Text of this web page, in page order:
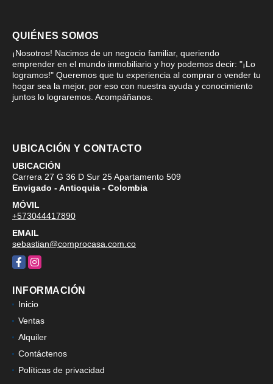
QUIÉNES SOMOS
¡Nosotros! Nacimos de un negocio familiar, queriendo
emprender en el mundo inmobiliario y hoy podemos decir: "¡Lo
logramos!" Queremos que tu experiencia al comprar o vender tu
hogar sea la mejor, por eso con nuestra ayuda y conocimiento
juntos lo lograremos. Acompáñanos.
UBICACIÓN Y CONTACTO
UBICACIÓN
Carrera 27 G 36 D Sur 25 Apartamento 509
Envigado - Antioquia - Colombia
MÓVIL
+573044417890
EMAIL
sebastian@comprocasa.com.co
FacebookInstagram
INFORMACIÓN
Inicio
Ventas
Alquiler
Contáctenos
Políticas de privacidad